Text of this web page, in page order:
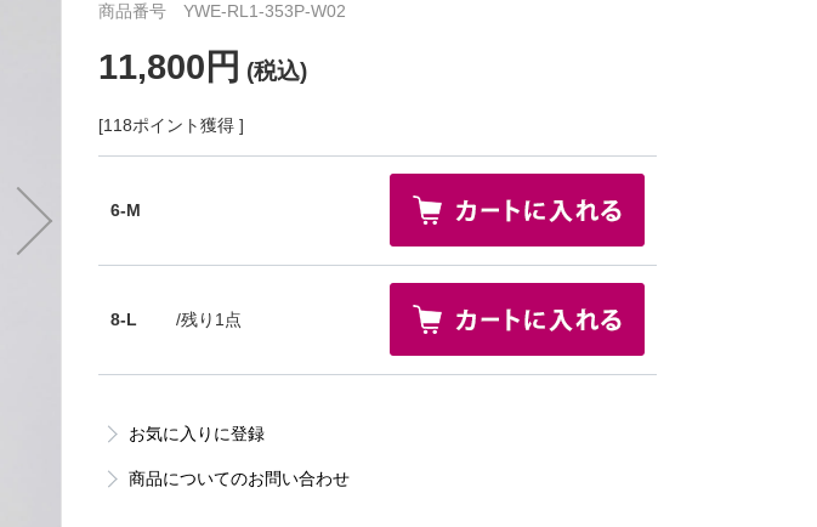
商品番号 YWE-RL1-353P-W02
11,800円 (税込)
[118ポイント獲得 ]
6-M
8-L /残り1点
お気に入りに登録
商品についてのお問い合わせ